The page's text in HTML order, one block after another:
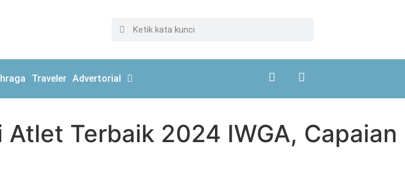
Traveler Advertorial
Terbaik 2024 IWGA, Capaian